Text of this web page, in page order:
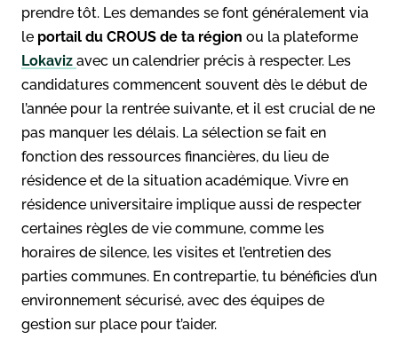
prendre tôt. Les demandes se font généralement via
le portail du CROUS de ta région ou la plateforme
Lokaviz avec un calendrier précis à respecter. Les
candidatures commencent souvent dès le début de
l’année pour la rentrée suivante, et il est crucial de ne
pas manquer les délais. La sélection se fait en
fonction des ressources financières, du lieu de
résidence et de la situation académique. Vivre en
résidence universitaire implique aussi de respecter
certaines règles de vie commune, comme les
horaires de silence, les visites et l’entretien des
parties communes. En contrepartie, tu bénéficies d’un
environnement sécurisé, avec des équipes de
gestion sur place pour t’aider.